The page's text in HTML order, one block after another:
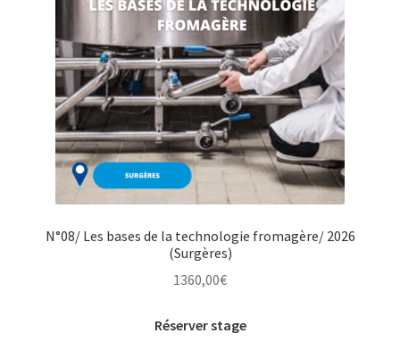
N°08/ Les bases de la technologie fromagère/ 2026
(Surgères)
1360,00€
Réserver stage